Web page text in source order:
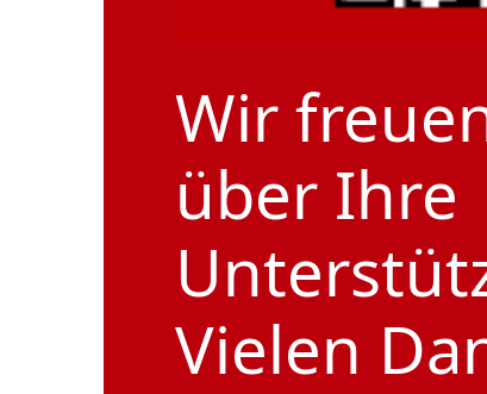
Wir
über Ihre
Vielen